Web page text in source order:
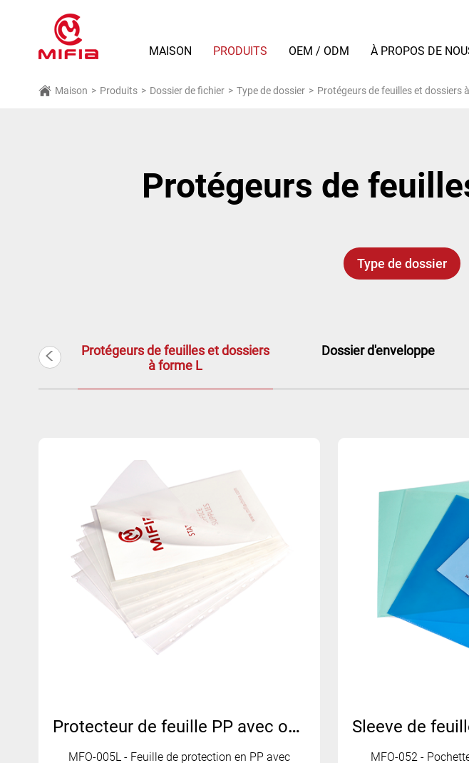
MAISON PRODUITS OEM / ODM À PROPOS DE
Maison > Produits > Dossier de fichier > Type de dossier > Protégeurs de feuilles et dossiers
Protégeurs de
Type de dossier
Protégeurs de feuilles et dossiers
à forme L
Dossier d'enveloppe
<
Protecteur de feuille PP avec ouverture en L | MFO-005L
MFO-005L - Feuille de protection en PP avec
MFO-052 -